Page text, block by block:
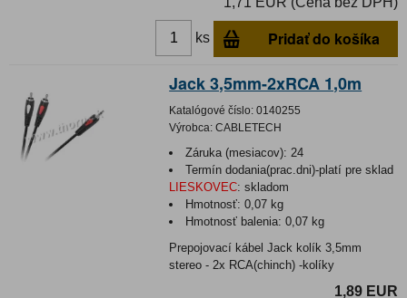
ks Pridať do košíka
Jack 3,5mm-2xRCA 1,0m
Katalógové číslo: 0140255
Výrobca: CABLETECH
Záruka (mesiacov): 24
Termín dodania(prac.dni)-platí pre sklad
LIESKOVEC: skladom
Hmotnosť:0,07 kg
Hmotnosť balenia:0,07 kg
Prepojovací kábel Jack kolík 3,5mm
stereo - 2x RCA(chinch) -kolíky
1,89 EUR